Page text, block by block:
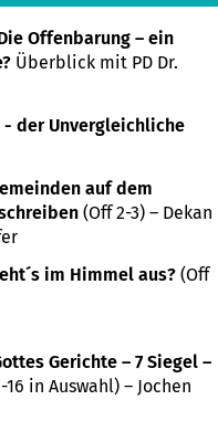
Offenbarung – ein
Überblick mit PD Dr.
- der Unvergleichliche
auf dem
(Off 2-3) – Dekan
im Himmel aus? (Off
Gerichte – 7 Siegel –
16 in Auswahl) – Jochen